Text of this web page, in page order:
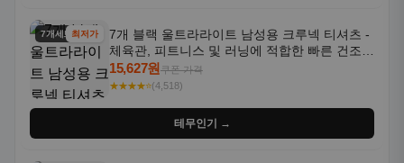
7개세트최저가
7개 블랙 울트라라이트 남성용 크루넥 티셔츠 -
체육관, 피트니스 및 러닝에 적합한 빠른 건조,
통기성 좋은 수분 흡수 반팔 운동복
15,627원쿠폰 가격
★★★★⭐(4,518)
테무인기 →